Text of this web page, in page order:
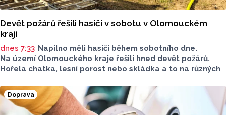
Devět požárů řešili hasiči v sobotu v Olomouckém
kraji
dnes 7:33 Napilno měli hasiči během sobotního dne.
Na území Olomouckého kraje řešili hned devět požárů.
Hořela chatka, lesní porost nebo skládka a to na různých
Doprava